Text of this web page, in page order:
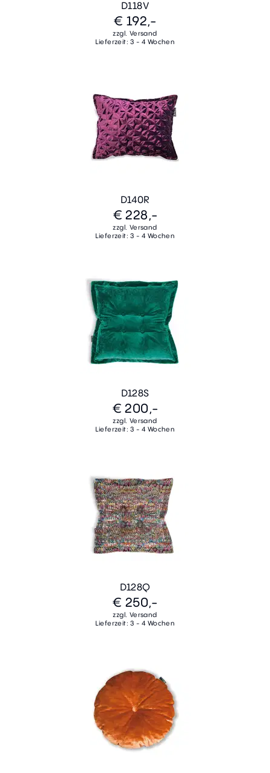
D118V
€ 192,-
zzgl. Versand
Lieferzeit: 3 - 4 Wochen
D140R
€ 228,-
zzgl. Versand
Lieferzeit: 3 - 4 Wochen
D128S
€ 200,-
zzgl. Versand
Lieferzeit: 3 - 4 Wochen
D128Q
€ 250,-
zzgl. Versand
Lieferzeit: 3 - 4 Wochen